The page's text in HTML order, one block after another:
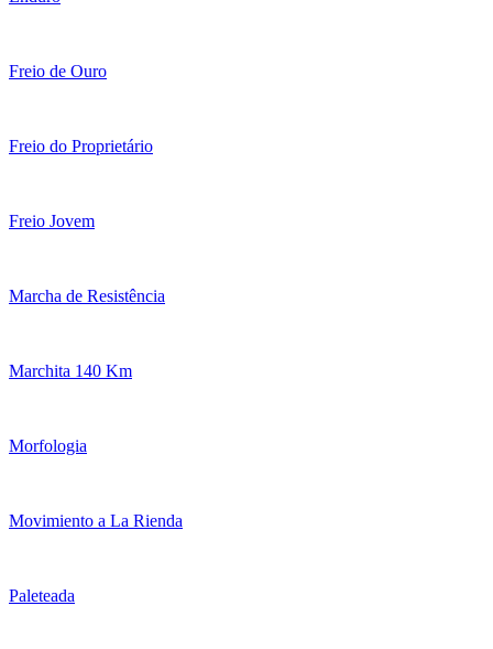
Freio de Ouro
Freio do Proprietário
Freio Jovem
Marcha de Resistência
Marchita 140 Km
Morfologia
Movimiento a La Rienda
Paleteada